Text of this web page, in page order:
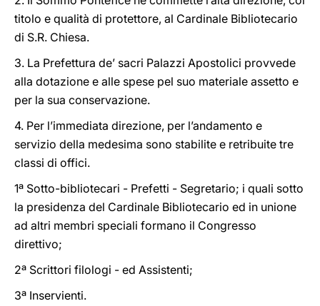
titolo e qualità di protettore, al Cardinale Bibliotecario
di S.R. Chiesa.
3. La Prefettura de’ sacri Palazzi Apostolici provvede
alla dotazione e alle spese pel suo materiale assetto e
per la sua conservazione.
4. Per l’immediata direzione, per l’andamento e
servizio della medesima sono stabilite e retribuite tre
classi di offici.
1ª Sotto-bibliotecari - Prefetti - Segretario; i quali sotto
la presidenza del Cardinale Bibliotecario ed in unione
ad altri membri speciali formano il Congresso
direttivo;
2ª Scrittori filologi - ed Assistenti;
3ª Inservienti.